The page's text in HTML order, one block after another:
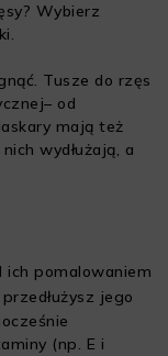
Wybierz
Tusze do rzęs
od
mają też
wydłużają, a
ich pomalowaniem
przedłużysz jego
(np. E i